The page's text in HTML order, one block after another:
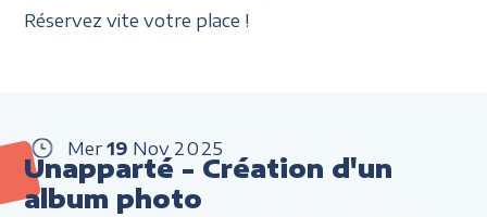
Réservez vite votre place !
Mer 19 Nov 2025
Unapparté - Création d'un
album photo